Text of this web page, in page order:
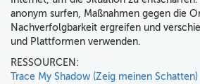
anonym surfen, Maßnahmen gegen die
Nachverfolgbarkeit ergreifen und
und Plattformen verwenden.
RESSOURCEN:
Trace My Shadow (Zeig meinen Schatten)